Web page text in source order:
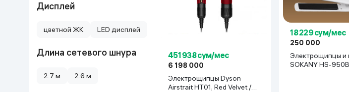
Товары для дома
Дисплей
цветной ЖК LED дисплей
Длина сетевого шнура
2.7 м 2.6 м
451 938 сум/мес
6 198 000
Электрощипцы Dyson
Airstrait HT01, Red Velvet /
18 229 сум/мес
250 000
Электрощипцы и
SOKANY HS-